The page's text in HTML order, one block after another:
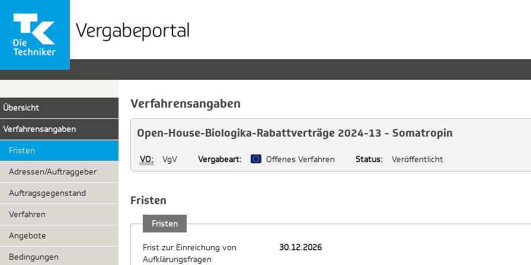
Vergabeportal
der
TK
Übersicht
Verfahrensangaben
Fristen
Adressen/Auftraggeber
Auftragsgegenstand
Verfahren
Angebote
Bedingungen
Verfahrensangaben
Open-House-Biologika-Rabattverträge 2024-13 - Somatropin
VO: VgV Vergabeart: Offenes Verfahren Status: Veröffentlicht
Fristen
Fristen
Frist zur Einreichung von
Aufklärungsfragen
30.12.2026